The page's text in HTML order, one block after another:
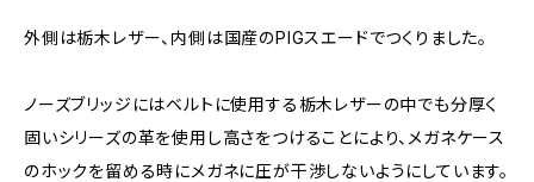
外側は栃木レザー、内側は国産のPIGスエードでつくりました。
ノーズブリッジにはベルトに使用する栃木レザーの中でも分厚く
固いシリーズの革を使用し高さをつけることにより、メガネケース
のホックを留める時にメガネに圧が干渉しないようにしています。